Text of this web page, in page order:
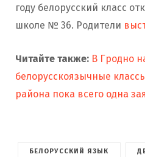
году белорусский класс
школе № 36. Родители
Читайте также: В Гродно
белорусскоязычные
района пока всего одна
БЕЛОРУССКИЙ ЯЗЫК